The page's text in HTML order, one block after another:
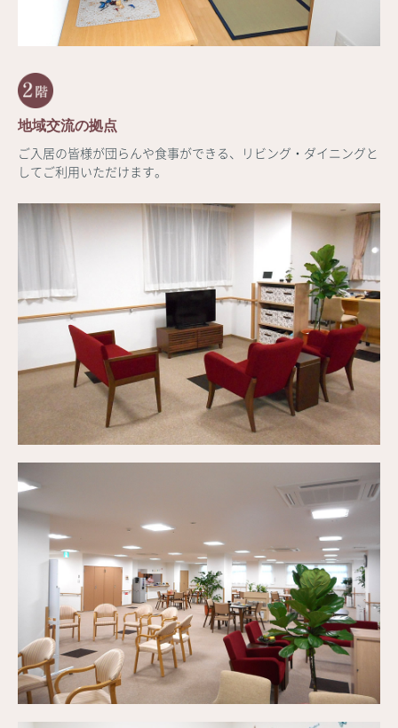
地域交流の拠点
ご入居の皆様が団らんや食事ができる、リビング・ダイニングと
してご利用いただけます。